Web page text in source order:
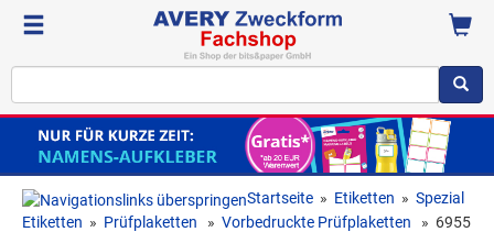
Startseite » Etiketten » Spezial
Etiketten » Prüfplaketten » Vorbedruckte Prüfplaketten » 6955